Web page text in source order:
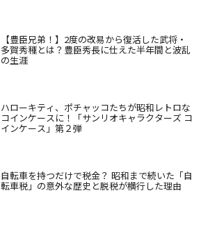
【豊臣兄弟！】2度の改易から復活した武将・
多賀秀種とは？豊臣秀長に仕えた半年間と波乱
の生涯
ハローキティ、ポチャッコたちが昭和レトロな
コインケースに！「サンリオキャラクターズ コ
インケース」第２弾
自転車を持つだけで税金？ 昭和まで続いた「自
転車税」の意外な歴史と脱税が横行した理由